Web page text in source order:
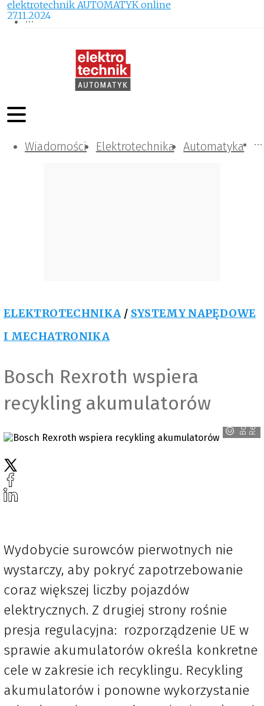
Wiadomości Elektrotechnika Automatyka
Komunikacja i IT
Kontrola
Tematy specjalne
ELEKTROTECHNIKA / SYSTEMY NAPĘDOWE
I MECHATRONIKA
Bosch Rexroth wspiera
recykling akumulatorów
B
o
s
c
h
R
e
x
r
o
th
elektrotechnik AUTOMATYK online
27.11.2024
Wydobycie surowców pierwotnych nie
wystarczy, aby pokryć zapotrzebowanie
coraz większej liczby pojazdów
elektrycznych. Z drugiej strony rośnie
presja regulacyjna: rozporządzenie UE w
sprawie akumulatorów określa konkretne
cele w zakresie ich recyklingu. Recykling
akumulatorów i ponowne wykorzystanie